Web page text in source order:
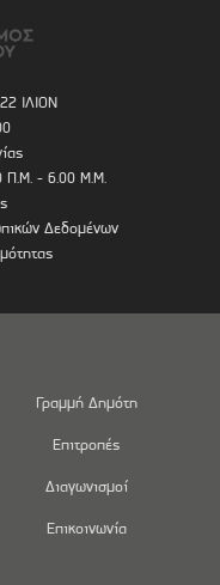
ΙΛΙΟΝ
Π.Μ. - 6.00 Μ.Μ.
Δεδομένων
Γραμμή Δημότη
Επιτροπές
Διαγωνισμοί
Επικοινωνία